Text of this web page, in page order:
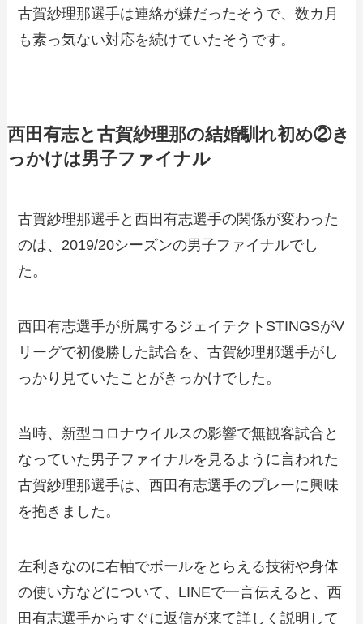
古賀紗理那選手は連絡が嫌だったそうで、数カ月
も素っ気ない対応を続けていたそうです。
西田有志と古賀紗理那の結婚馴れ初め②き
っかけは男子ファイナル
古賀紗理那選手と西田有志選手の関係が変わった
のは、2019/20シーズンの男子ファイナルでし
た。
西田有志選手が所属するジェイテクトSTINGSがV
リーグで初優勝した試合を、古賀紗理那選手がし
っかり見ていたことがきっかけでした。
当時、新型コロナウイルスの影響で無観客試合と
なっていた男子ファイナルを見るように言われた
古賀紗理那選手は、西田有志選手のプレーに興味
を抱きました。
左利きなのに右軸でボールをとらえる技術や身体
の使い方などについて、LINEで一言伝えると、西
田有志選手からすぐに返信が来て詳しく説明して